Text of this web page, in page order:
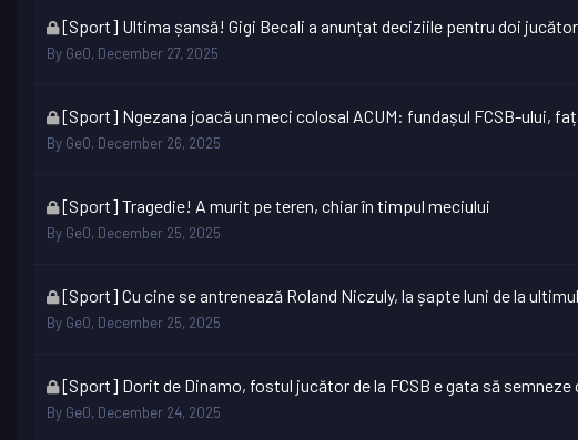
This
topic
is
[Sport] Ultima șansă! Gigi Becali a anunțat deciziile pentru doi
By GeO, December 27, 2025
This
topic
is
[Sport] Ngezana joacă un meci colosal ACUM: fundașul FCSB-ului,
By GeO, December 26, 2025
This
topic
is
[Sport] Tragedie! A murit pe teren, chiar în timpul meciului
By GeO, December 25, 2025
This
topic
is
[Sport] Cu cine se antrenează Roland Niczuly, la șapte luni de la
By GeO, December 25, 2025
This
topic
is
[Sport] Dorit de Dinamo, fostul jucător de la FCSB e gata să semneze
By GeO, December 24, 2025